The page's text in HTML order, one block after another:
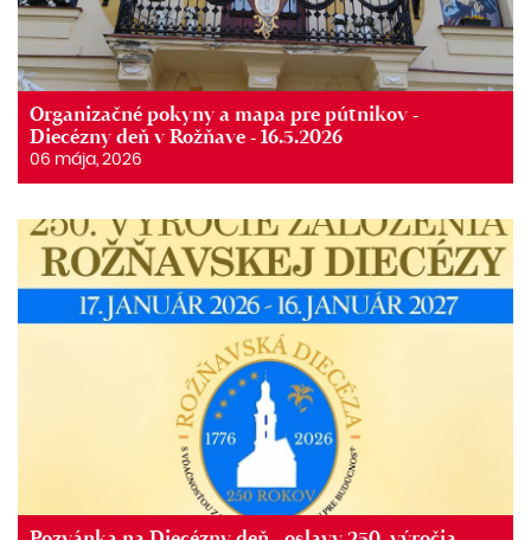
Organizačné pokyny a mapa pre pútnikov -
Diecézny deň v Rožňave - 16.5.2026
06 mája, 2026